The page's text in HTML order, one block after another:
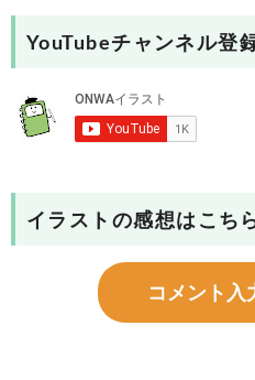
YouTubeチャンネル登
イラストの感想はこち
コメント入